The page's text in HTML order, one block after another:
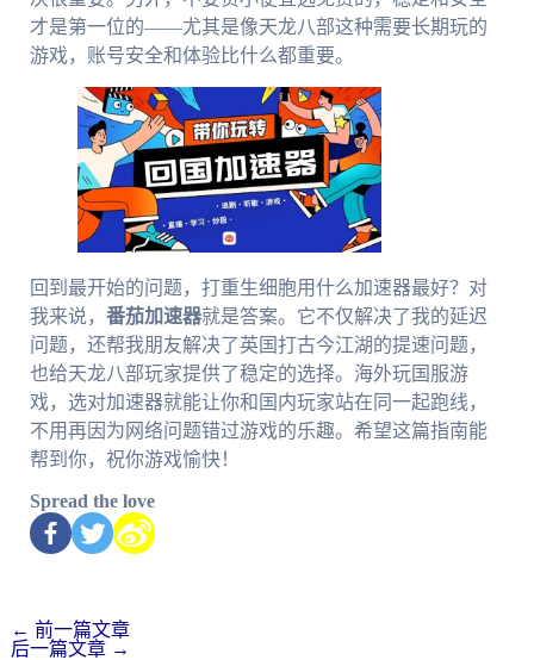
才是第一位的——尤其是像天龙八部这种需要长期玩的
游戏，账号安全和体验比什么都重要。
回到最开始的问题，打重生细胞用什么加速器最好？对
我来说， 番茄加速器就是答案。它不仅解决了我的延迟
问题，还帮我朋友解决了英国打古今江湖的提速问题，
也给天龙八部玩家提供了稳定的选择。海外玩国服游
戏，选对加速器就能让你和国内玩家站在同一起跑线，
不用再因为网络问题错过游戏的乐趣。希望这篇指南能
帮到你，祝你游戏愉快！
Spread the love
← 前一篇文章
后一篇文章 →